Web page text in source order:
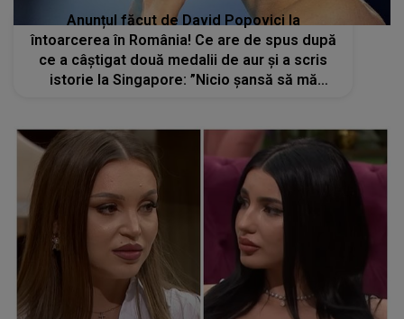
Anunțul făcut de David Popovici la
întoarcerea în România! Ce are de spus după
ce a câștigat două medalii de aur și a scris
istorie la Singapore: ”Nicio şansă să mă